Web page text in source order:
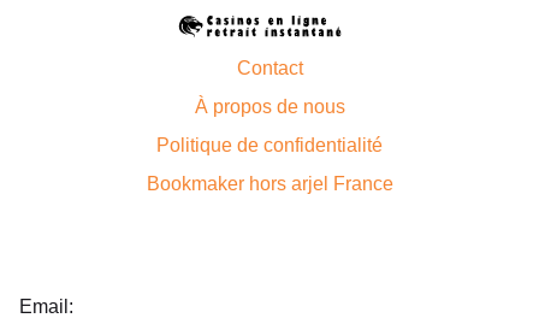
Contact
À propos de nous
Politique de confidentialité
Bookmaker hors arjel France
Email: